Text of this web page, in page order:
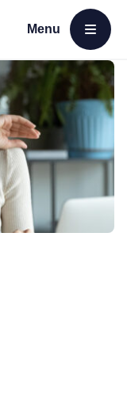
Menu
Open menu